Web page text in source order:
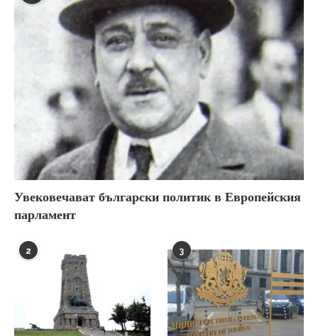
Увековечават български политик в Европейския
парламент
2 3